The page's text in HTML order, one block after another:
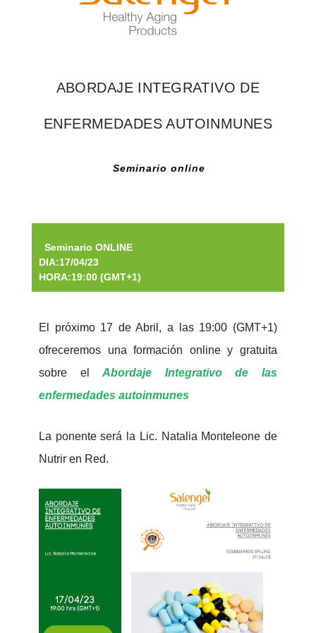
ABORDAJE INTEGRATIVO DE
ENFERMEDADES AUTOINMUNES
Seminario online
Seminario ONLINE
DIA:17/04/23
HORA:19:00(GMT+1)
El próximo 17 de Abril, a las 19:00 (GMT+1)
ofreceremos una formación online y gratuita
sobre elAbordaje Integrativo de las
enfermedades autoinmunes
La ponente será la Lic. Natalia Monteleone de
Nutrir en Red.